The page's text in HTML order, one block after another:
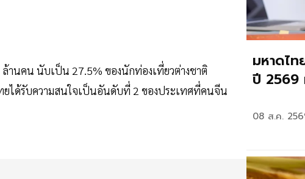
านคน นับเป็น 27.5% ของนักท่องเที่ยวต่างชาติ
ได้รับความสนใจเป็นอันดับที่ 2 ของประเทศที่คนจีน
มหาดไ
ปี 2569
08 ส.ค.